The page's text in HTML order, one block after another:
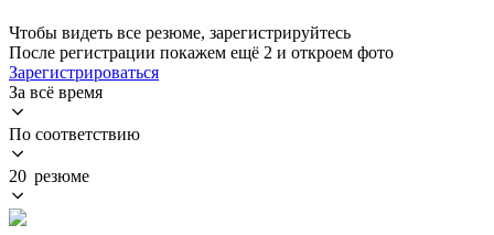
Чтобы видеть все резюме, зарегистрируйтесь
После регистрации покажем ещё 2 и откроем фото
Зарегистрироваться
За всё время
По соответствию
20 резюме